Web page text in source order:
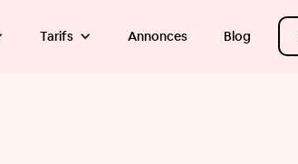
Tarifs Annonces Blog